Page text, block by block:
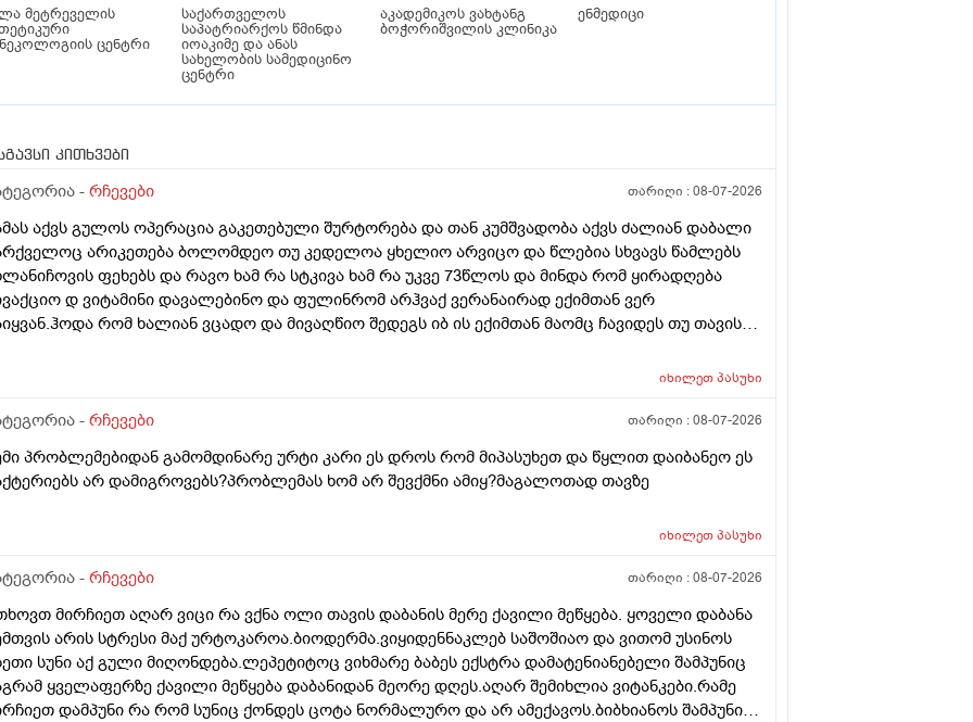
მეტრეველის
ცენტრი
საქართველოს
საპატრიარქოს წმინდა
იოაკიმე და ანას
სახელობის სამედიცინო
ცენტრი
აკადემიკოს ვახტანგ
ბოჭორიშვილის კლინიკა
ენმედიცი
კითხვები
- რჩევები თარიღი :08-07-2026
აქვს გულოს ოპერაცია გაკეთებული შურტორება და თან კუმშვადობა აქვს ძალიან დაბალი
არიკეთება ბოლომდეო თუ კედელოა ყხელიო არვიცო და წლებია სხვავს წამლებს
ფეხებს და რავო ხამ რა სტკივა ხამ რა უკვე 73წლოს და მინდა რომ ყირადღება
დ ვიტამინი დავალებინო და ფულინრომ არჰვაქ ვერანაირად ექიმთან ვერ
რომ ხალიან ვცადო და მივაღწიო შედეგს იბ ის ექიმთან მაომც ჩავიდეს თუ თავის
უბნის ექიმის დანიშნულებას ვენდო ის ხომ კარდიოლოგი არაა თან დიდათ რომ ვაკვირდები
ექიმმა რამდენად სარისკოა?მის კარდიოლოგა ვერ დავირეკავ ან
იხილეთპასუხი
- რჩევები თარიღი :08-07-2026
პრობლემებიდან გამომდინარე ურტი კარი ეს დროს რომ მიპასუხეთ და წყლით დაიბანეო ეს
არ დამიგროვებს?პრობლემას ხომ არ შევქმნი ამიყ?მაგალოთად თავზე
იხილეთპასუხი
- რჩევები თარიღი :08-07-2026
მირჩიეთ აღარ ვიცი რა ვქნა ოლი თავის დაბანის მერე ქავილი მეწყება. ყოველი დაბანა
არის სტრესი მაქ ურტოკაროა.ბიოდერმა.ვიყიდენნაკლებ საშოშიაო და ვითომ უსინოს
სუნი აქ გული მიღონდება.ლეპეტიტოც ვიხმარე ბაბეს ექსტრა დამატენიანებელი შამპუნიც
ყველაფერზე ქავილი მეწყება დაბანიდან მეორე დღეს.აღარ შემიხლია ვიტანკები.რამე
დამპუნი რა რომ სუნიც ქონდეს ცოტა ნორმალურო და არ ამექავოს.ბიბხიანოს შამპუნი